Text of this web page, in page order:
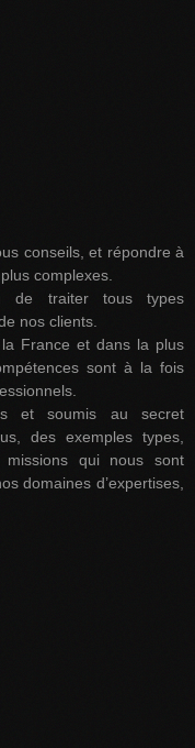
conseils, et répondre à
complexes.
de traiter tous types
nos clients.
France et dans la plus
sont à la fois
et soumis au secret
des exemples types,
qui nous sont
domaines d’expertises,